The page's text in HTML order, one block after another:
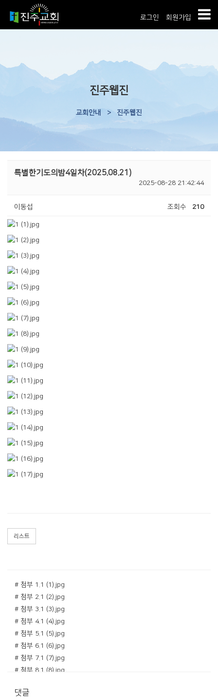
로그인 회원가입
진주웹진
교회안내 > 진주웹진
특별한기도의밤4일차(2025.08.21)
2025-08-28 21:42:44
이동섭 조회수 210
리스트
# 첨부 1.1 (1).jpg
# 첨부 2.1 (2).jpg
# 첨부 3.1 (3).jpg
# 첨부 4.1 (4).jpg
# 첨부 5.1 (5).jpg
# 첨부 6.1 (6).jpg
# 첨부 7.1 (7).jpg
# 첨부 8.1 (8).jpg
# 첨부 10.1 (10).jpg
댓글